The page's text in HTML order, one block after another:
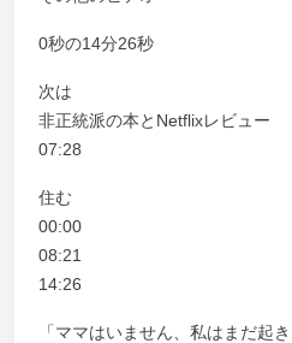
0秒の14分26秒
次は
非正統派の本とNetflixレビュー
07:28
住む
00:00
08:21
14:26
「ママはいません、私はまだ起